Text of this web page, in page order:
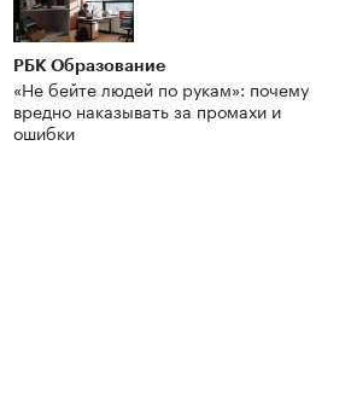
РБК Образование
«Не бейте людей по рукам»: почему
вредно наказывать за промахи и
ошибки